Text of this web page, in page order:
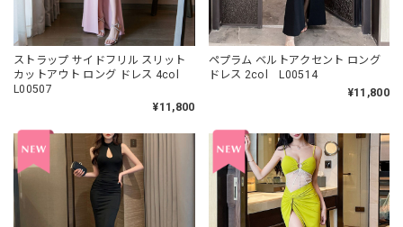
ストラップ サイドフリル スリット
カットアウト ロング ドレス 4col
L00507
¥11,800
ペプラム ベルトアクセント ロング
ドレス 2col L00514
¥11,800